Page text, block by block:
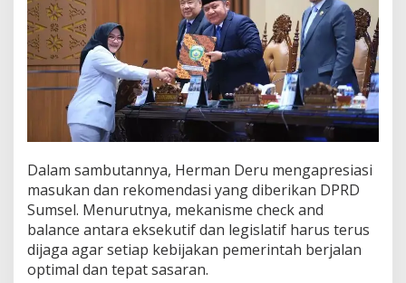
Dalam sambutannya, Herman Deru mengapresiasi
masukan dan rekomendasi yang diberikan DPRD
Sumsel. Menurutnya, mekanisme check and
balance antara eksekutif dan legislatif harus terus
dijaga agar setiap kebijakan pemerintah berjalan
optimal dan tepat sasaran.